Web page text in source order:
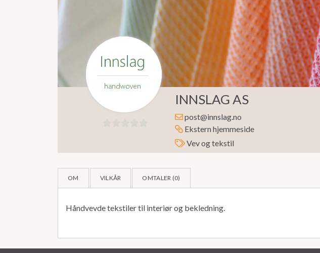
INNSLAG AS
post@innslag.no
Ekstern hjemmeside
Vev og tekstil
OM VILKÅR OMTALER (0)
Håndvevde tekstiler til interiør og bekledning.